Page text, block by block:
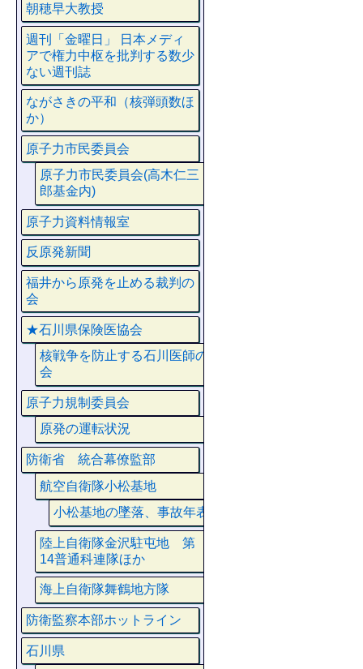
朝穂早大教授
週刊「金曜日」 日本メディ
アで権力中枢を批判する数少
ない週刊誌
ながさきの平和（核弾頭数ほ
か）
原子力市民委員会
原子力市民委員会(高木仁三
郎基金内)
原子力資料情報室
反原発新聞
福井から原発を止める裁判の
会
★石川県保険医協会
核戦争を防止する石川医師の
会
原子力規制委員会
原発の運転状況
防衛省 統合幕僚監部
航空自衛隊小松基地
小松基地の墜落、事故年表
陸上自衛隊金沢駐屯地 第
14普通科連隊ほか
海上自衛隊舞鶴地方隊
防衛監察本部ホットライン
石川県